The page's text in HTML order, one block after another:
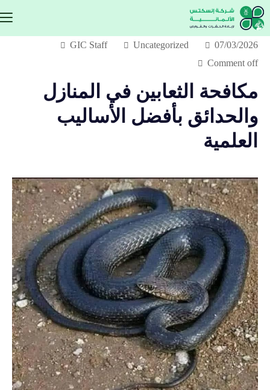
07/03/2026
Uncategorized
GIC Staff
Comment off
مكافحة الثعابين في المنازل
والحدائق بأفضل الأساليب
العلمية